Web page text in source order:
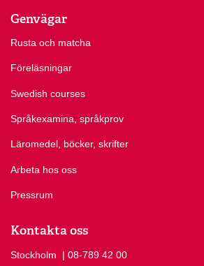
Genvägar
Rusta och matcha
Föreläsningar
Swedish courses
Språkexamina, språkprov
Läromedel, böcker, skrifter
Arbeta hos oss
Pressrum
Kontakta oss
Stockholm Ring Stockholm på
| 08-789 42 00